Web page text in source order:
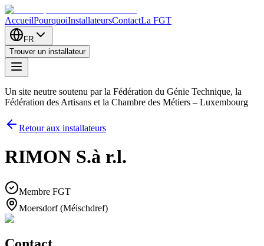
AccueilPourquoiInstallateursContactLa FGT
FR
Trouver un installateur
Un site neutre soutenu par la Fédération du Génie Technique, la
Fédération des Artisans et la Chambre des Métiers – Luxembourg
Retour aux installateurs
RIMON S.à r.l.
Membre FGT
Moersdorf (Méischdref)